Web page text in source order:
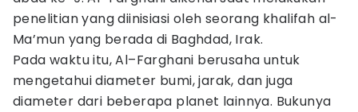
penelitian yang diinisiasi oleh seorang khalifah al-
Ma’mun yang berada di Baghdad, Irak.
Pada waktu itu, Al–Farghani berusaha untuk
mengetahui diameter bumi, jarak, dan juga
diameter dari beberapa planet lainnya. Bukunya